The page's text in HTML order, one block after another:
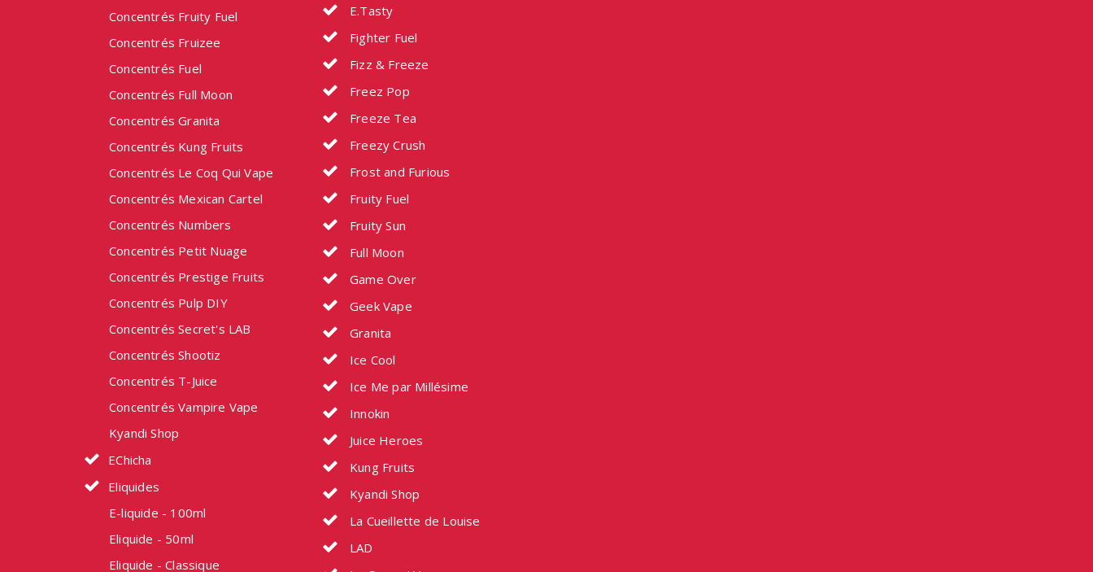
Concentrés Fruity Fuel
Concentrés Fruizee
Concentrés Fuel
Concentrés Full Moon
Concentrés Granita
Concentrés Kung Fruits
Concentrés Le Coq Qui Vape
Concentrés Mexican Cartel
Concentrés Numbers
Concentrés Petit Nuage
Concentrés Prestige Fruits
Concentrés Pulp DIY
Concentrés Secret's LAB
Concentrés Shootiz
Concentrés T-Juice
Concentrés Vampire Vape
Kyandi Shop
EChicha
Eliquides
E-liquide - 100ml
Eliquide - 50ml
Eliquide - Classique
E.Tasty
Fighter Fuel
Fizz & Freeze
Freez Pop
Freeze Tea
Freezy Crush
Frost and Furious
Fruity Fuel
Fruity Sun
Full Moon
Game Over
Geek Vape
Granita
Ice Cool
Ice Me par Millésime
Innokin
Juice Heroes
Kung Fruits
Kyandi Shop
La Cueillette de Louise
LAD